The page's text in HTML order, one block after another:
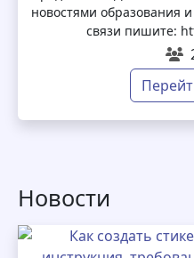
новостями образования
связи пишите:
Новости